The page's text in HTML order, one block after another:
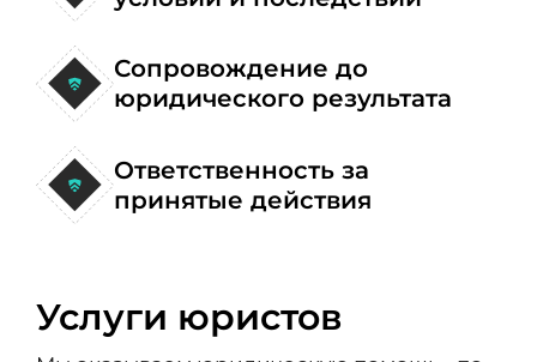
Сопровождение до
юридического результата
Ответственность за
принятые действия
Услуги юристов